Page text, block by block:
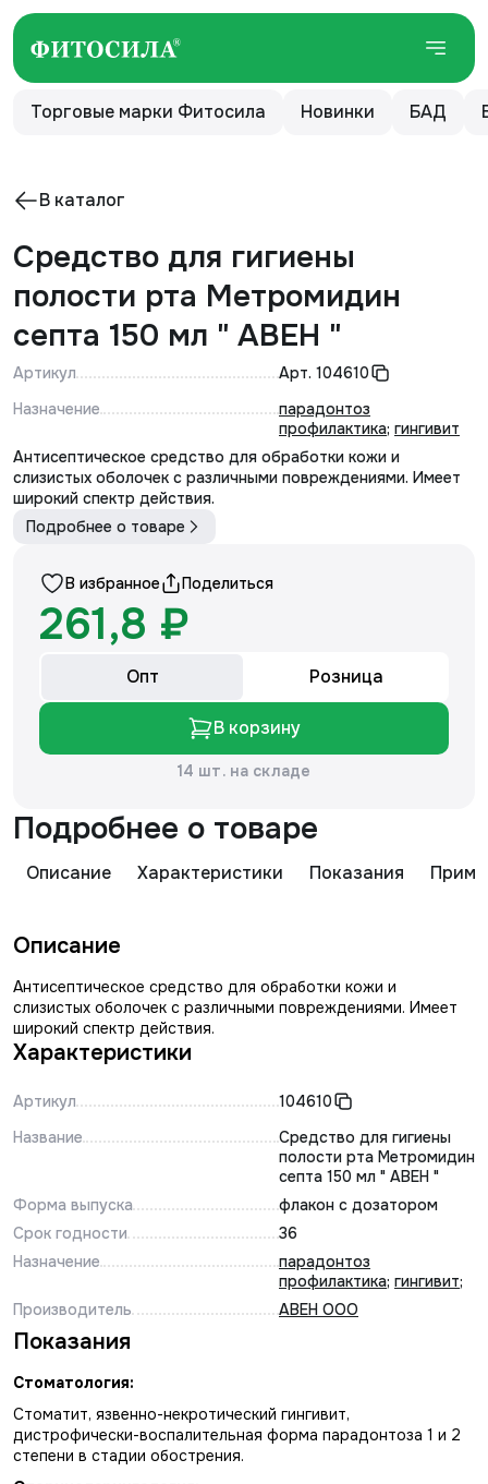
Торговые марки Фитосила Новинки БАД
В каталог
Средство для гигиены
полости рта Метромидин
септа 150 мл " АВЕН "
Артикул Арт. 104610
Назначение
парадонтоз
профилактика; гингивит
Антисептическое средство для обработки кожи и
слизистых оболочек с различными повреждениями. Имеет
широкий спектр действия.
Подробнее о товаре
В избранное Поделиться
261,8 ₽
Опт Розница
В корзину
14 шт. на складе
Подробнее о товаре
Описание Характеристики Показания
Описание
Антисептическое средство для обработки кожи и
слизистых оболочек с различными повреждениями. Имеет
широкий спектр действия.
Характеристики
Артикул
104610
Название
Средство для гигиены
полости рта Метромидин
септа 150 мл " АВЕН "
Форма выпуска
флакон с дозатором
Срок годности
36
Назначение
парадонтоз
профилактика; гингивит;
Производитель
АВЕН ООО
Показания
Стоматология:
Стоматит, язвенно-некротический гингивит,
дистрофически-воспалительная форма парадонтоза 1 и 2
степени в стадии обострения.